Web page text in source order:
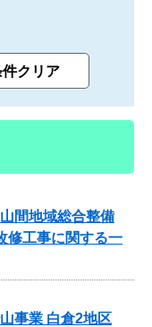
間地域総合整備
修工事に関する一
事業 白倉2地区